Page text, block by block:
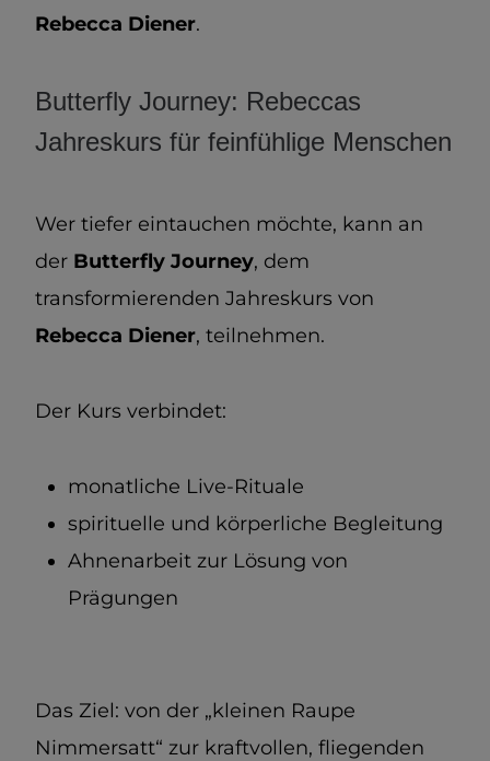
Rebecca Diener.
Butterfly Journey: Rebeccas
Jahreskurs für feinfühlige Menschen
Wer tiefer eintauchen möchte, kann an
der Butterfly Journey, dem
transformierenden Jahreskurs von
Rebecca Diener, teilnehmen.
Der Kurs verbindet:
monatliche Live-Rituale
spirituelle und körperliche Begleitung
Ahnenarbeit zur Lösung von
Prägungen
Das Ziel: von der „kleinen Raupe
Nimmersatt“ zur kraftvollen, fliegenden